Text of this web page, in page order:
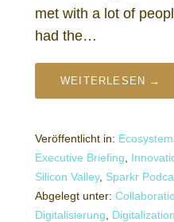
met with a lot of
had the…
WEITERLESEN →
Veröffentlicht in:
Executive Briefing
Silicon Valley, Sparkr
Abgelegt unter:
Digitalisierung
Digitalization